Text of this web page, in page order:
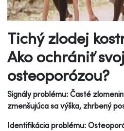
Tichý zlodej
Ako ochrániť
osteoporózou?
Signály problému: Časté
zmenšujúca sa výška, zhrbený
Identifikácia problému: